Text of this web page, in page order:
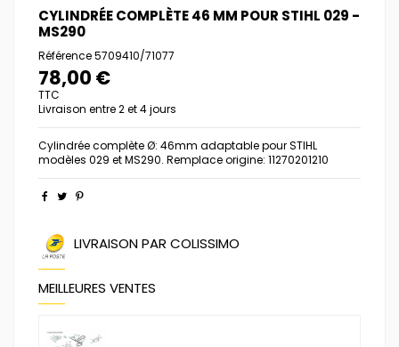
CYLINDRÉE COMPLÈTE 46 MM POUR STIHL 029 -
MS290
Référence5709410/71077
78,00 €
TTC
Livraison entre 2 et 4 jours
Cylindrée complète Ø: 46mm adaptable pour STIHL
modèles 029 et MS290. Remplace origine: 11270201210
LIVRAISON PAR COLISSIMO
MEILLEURES VENTES